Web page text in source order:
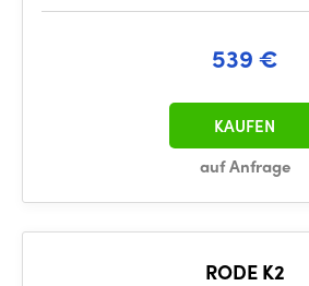
539 €
auf Anfrage
KAUFEN
RODE K2